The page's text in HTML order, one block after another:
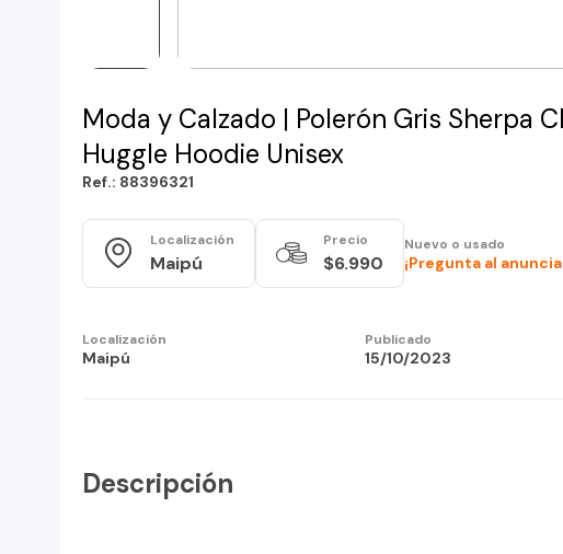
Moda y Calzado | Polerón Gris Sherpa
Huggle Hoodie Unisex
Ref.: 88396321
Localización
Maipú
Precio
$6.990
Nuevo o usado
¡Pregunta al
Localización
Maipú
Publicado
15/10/2023
Descripción